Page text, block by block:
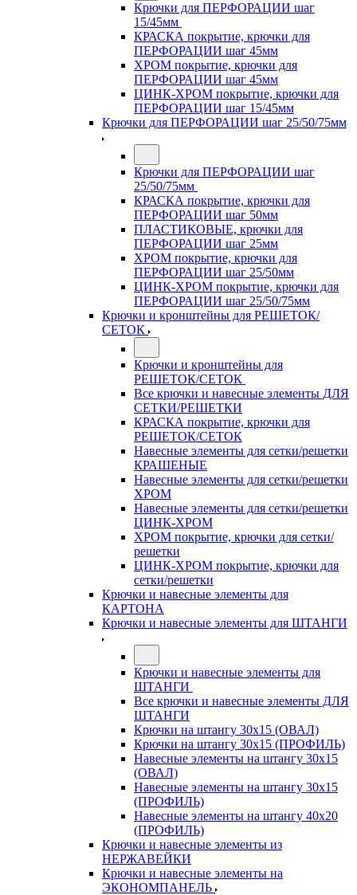
Крючки для ПЕРФОРАЦИИ шаг
15/45мм
КРАСКА покрытие, крючки для
ПЕРФОРАЦИИ шаг 45мм
ХРОМ покрытие, крючки для
ПЕРФОРАЦИИ шаг 45мм
ЦИНК-ХРОМ покрытие, крючки для
ПЕРФОРАЦИИ шаг 15/45мм
Крючки для ПЕРФОРАЦИИ шаг 25/50/75мм
Крючки для ПЕРФОРАЦИИ шаг
25/50/75мм
КРАСКА покрытие, крючки для
ПЕРФОРАЦИИ шаг 50мм
ПЛАСТИКОВЫЕ, крючки для
ПЕРФОРАЦИИ шаг 25мм
ХРОМ покрытие, крючки для
ПЕРФОРАЦИИ шаг 25/50мм
ЦИНК-ХРОМ покрытие, крючки для
ПЕРФОРАЦИИ шаг 25/50/75мм
Крючки и кронштейны для РЕШЕТОК/
СЕТОК
Крючки и кронштейны для
РЕШЕТОК/СЕТОК
Все крючки и навесные элементы ДЛЯ
СЕТКИ/РЕШЕТКИ
КРАСКА покрытие, крючки для
РЕШЕТОК/СЕТОК
Навесные элементы для сетки/решетки
КРАШЕНЫЕ
Навесные элементы для сетки/решетки
ХРОМ
Навесные элементы для сетки/решетки
ЦИНК-ХРОМ
ХРОМ покрытие, крючки для сетки/
решетки
ЦИНК-ХРОМ покрытие, крючки для
сетки/решетки
Крючки и навесные элементы для
КАРТОНА
Крючки и навесные элементы для ШТАНГИ
Крючки и навесные элементы для
ШТАНГИ
Все крючки и навесные элементы ДЛЯ
ШТАНГИ
Крючки на штангу 30х15 (ОВАЛ)
Крючки на штангу 30х15 (ПРОФИЛЬ)
Навесные элементы на штангу 30х15
(ОВАЛ)
Навесные элементы на штангу 30х15
(ПРОФИЛЬ)
Навесные элементы на штангу 40х20
(ПРОФИЛЬ)
Крючки и навесные элементы из
НЕРЖАВЕЙКИ
Крючки и навесные элементы на
ЭКОНОМПАНЕЛЬ